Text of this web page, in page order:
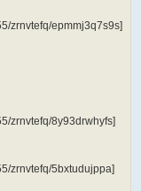
zrnvtefq/epmmj3q7s9s]
zrnvtefq/8y93drwhyfs]
zrnvtefq/5bxtudujppa]